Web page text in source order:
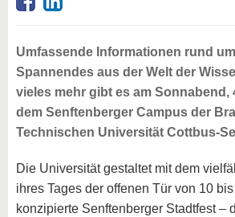
Umfassende Informationen rund
Spannendes aus der Welt der
vieles mehr gibt es am Sonnabend,
dem Senftenberger Campus der
Technischen Universität Cottbus-
Die Universität gestaltet mit dem
ihres Tages der offenen Tür von 10
konzipierte Senftenberger Stadtfest –